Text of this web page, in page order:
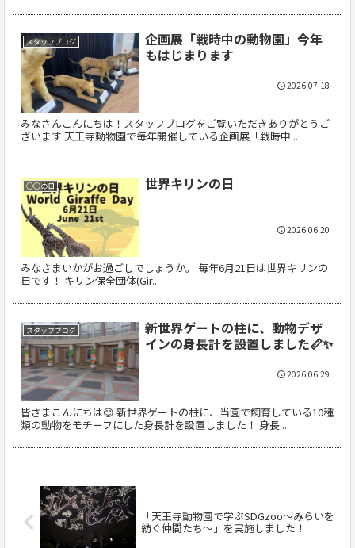
スタッフブログ
企画展「戦時中の動物園」今年
もはじまります
みなさんこんにちは！スタッフブログをご覧いただきありがとうご
ざいます 天王寺動物園で毎年開催している企画展「戦時中...
2026.07.18
○○の日 世界キリンの日
みなさまいかがお過ごしでしょうか。 毎年6月21日は世界キリンの
日です！ キリン保全団体(Gir...
2026.06.20
スタッフブログ
新世界ゲートの柱に、動物デザ
インの身長計を設置しました📏✨
皆さまこんにちは😊 新世界ゲートの柱に、当園で飼育している10種
類の動物をモチーフにした身長計を設置しました！ 身長...
2026.06.29
「天王寺動物園で学ぶSDGzoo～みらいを
紡ぐ仲間たち～」を実施しました！